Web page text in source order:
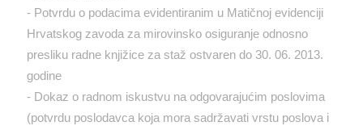
- Potvrdu o podacima evidentiranim u Matičnoj evidenciji
Hrvatskog zavoda za mirovinsko osiguranje odnosno
presliku radne knjižice za staž ostvaren do 30. 06. 2013.
godine
- Dokaz o radnom iskustvu na odgovarajućim poslovima
(potvrdu poslodavca koja mora sadržavati vrstu poslova i